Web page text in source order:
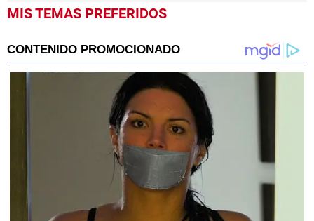
MIS TEMAS PREFERIDOS